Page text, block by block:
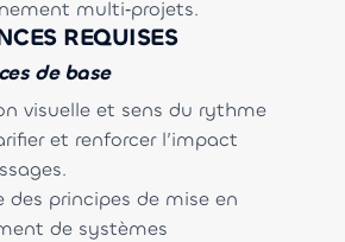
multi‑projets.
REQUISES
de base
visuelle et sens du rythme
et renforcer l’impact
des principes de mise en
de systèmes